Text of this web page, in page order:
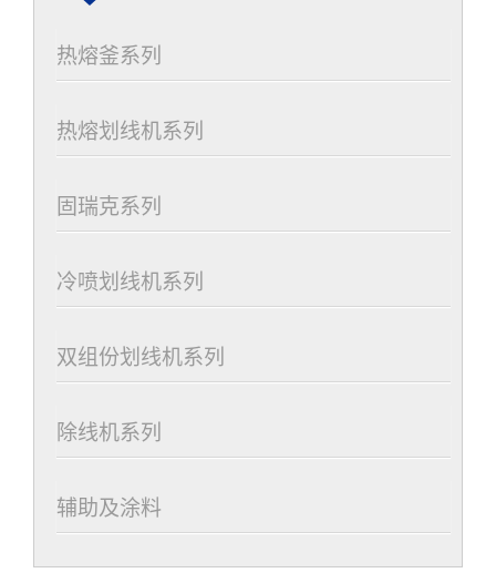
热熔釜系列
热熔划线机系列
固瑞克系列
冷喷划线机系列
双组份划线机系列
除线机系列
辅助及涂料